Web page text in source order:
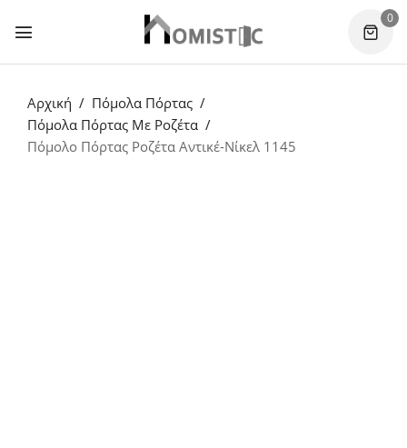
0
Αρχική
Πόμολα Πόρτας
Πόμολα Πόρτας Με Ροζέτα
Πόμολο Πόρτας Ροζέτα Αντικέ-Νίκελ 1145